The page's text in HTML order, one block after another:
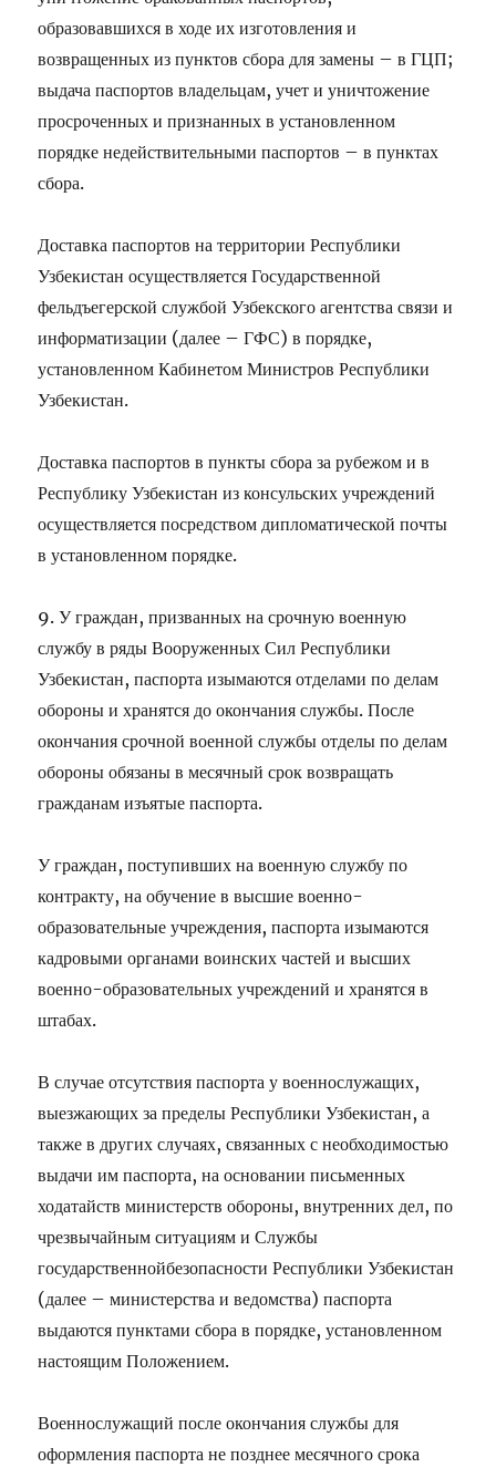
образовавшихся в ходе их изготовления и
возвращенных из пунктов сбора для замены – в ГЦП;
выдача паспортов владельцам, учет и уничтожение
просроченных и признанных в установленном
порядке недействительными паспортов – в пунктах
сбора.
Доставка паспортов на территории Республики
Узбекистан осуществляется Государственной
фельдъегерской службой Узбекского агентства связи и
информатизации (далее – ГФС) в порядке,
установленном Кабинетом Министров Республики
Узбекистан.
Доставка паспортов в пункты сбора за рубежом и в
Республику Узбекистан из консульских учреждений
осуществляется посредством дипломатической почты
в установленном порядке.
9. У граждан, призванных на срочную военную
службу в ряды Вооруженных Сил Республики
Узбекистан, паспорта изымаются отделами по делам
обороны и хранятся до окончания службы. После
окончания срочной военной службы отделы по делам
обороны обязаны в месячный срок возвращать
гражданам изъятые паспорта.
У граждан, поступивших на военную службу по
контракту, на обучение в высшие военно-
образовательные учреждения, паспорта изымаются
кадровыми органами воинских частей и высших
военно-образовательных учреждений и хранятся в
штабах.
В случае отсутствия паспорта у военнослужащих,
выезжающих за пределы Республики Узбекистан, а
также в других случаях, связанных с необходимостью
выдачи им паспорта, на основании письменных
ходатайств министерств обороны, внутренних дел, по
чрезвычайным ситуациям и Службы
государственнойбезопасности Республики Узбекистан
(далее – министерства и ведомства) паспорта
выдаются пунктами сбора в порядке, установленном
настоящим Положением.
Военнослужащий после окончания службы для
оформления паспорта не позднее месячного срока